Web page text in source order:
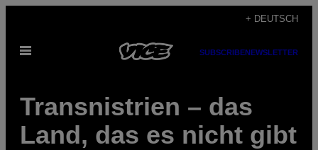
content
+ DEUTSCH
Open
SUBSCRIBENEWSLETTER
Transnistrien – das
Land, das es nicht gibt